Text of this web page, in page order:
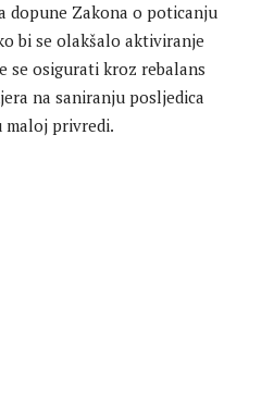
dopune Zakona o poticanju
bi se olakšalo aktiviranje
se osigurati kroz rebalans
na saniranju posljedica
maloj privredi.